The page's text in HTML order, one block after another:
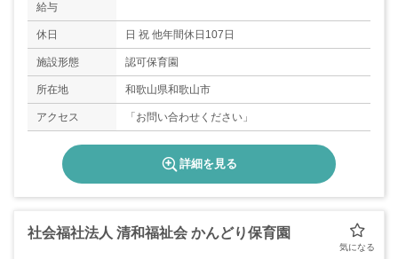
給与
休日 日 祝 他年間休日107日
施設形態 認可保育園
所在地 和歌山県和歌山市
アクセス 「お問い合わせください」
詳細を見る
社会福社法人 清和福祉会 かんどり保育園